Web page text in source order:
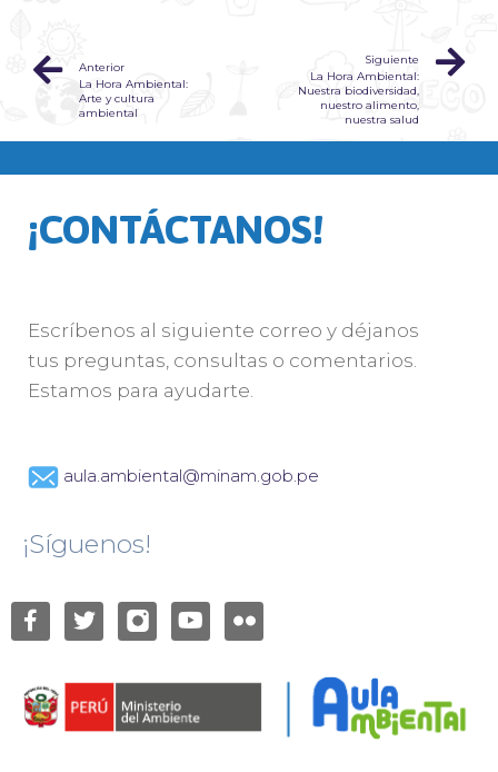
Anterior
La Hora Ambiental:
Arte y cultura
ambiental
Siguiente
La Hora Ambiental:
Nuestra biodiversidad,
nuestro alimento,
nuestra salud
¡CONTÁCTANOS!
Escríbenos al siguiente correo y déjanos
tus preguntas, consultas o comentarios.
Estamos para ayudarte.
aula.ambiental@minam.gob.pe
¡Síguenos!